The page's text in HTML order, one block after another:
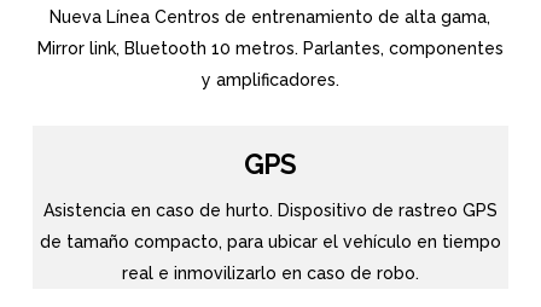
Nueva Línea Centros de entrenamiento de alta gama,
Mirror link, Bluetooth 10 metros. Parlantes, componentes
y amplificadores.
GPS
Asistencia en caso de hurto. Dispositivo de rastreo GPS
de tamaño compacto, para ubicar el vehículo en tiempo
real e inmovilizarlo en caso de robo.